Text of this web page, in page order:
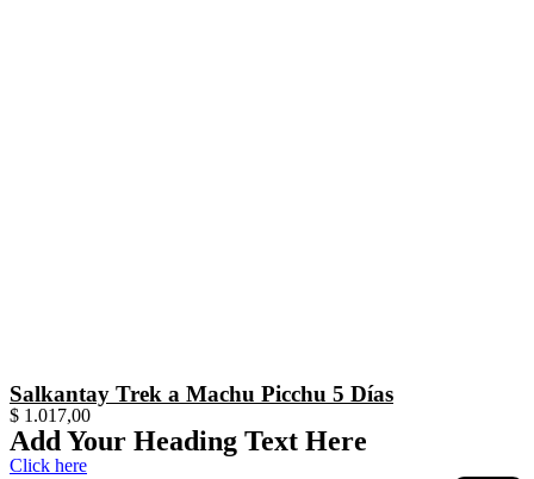
Salkantay Trek a Machu Picchu 5 Días
$ 1.017,00
Add Your Heading Text Here
Click here